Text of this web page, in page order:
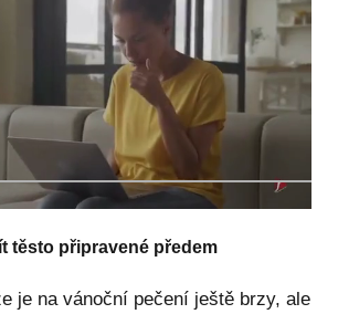
těsto připravené předem
je na vánoční pečení ještě brzy, ale